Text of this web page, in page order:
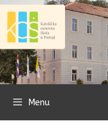
Preskoči
sadržaj
Menu